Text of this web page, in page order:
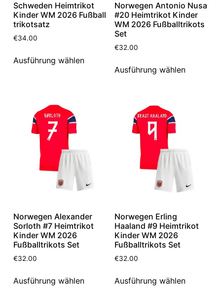
Schweden Heimtrikot
Kinder WM 2026 Fußball
trikotsatz
€34.00
Ausführung wählen
Norwegen Antonio Nusa
#20 Heimtrikot Kinder
WM 2026 Fußballtrikots
Set
€32.00
Ausführung wählen
Norwegen Alexander
Sorloth #7 Heimtrikot
Kinder WM 2026
Fußballtrikots Set
€32.00
Ausführung wählen
Norwegen Erling
Haaland #9 Heimtrikot
Kinder WM 2026
Fußballtrikots Set
€32.00
Ausführung wählen